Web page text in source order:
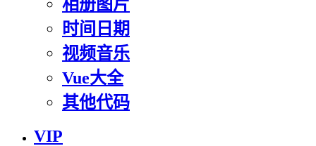
相册图片
时间日期
视频音乐
Vue大全
其他代码
VIP